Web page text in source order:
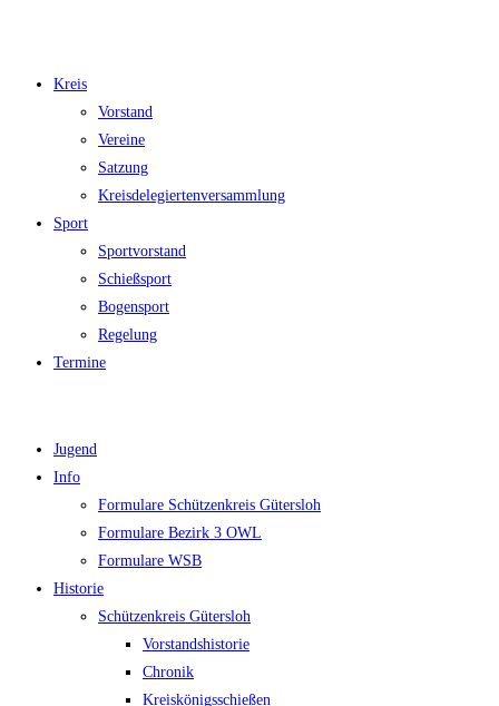
Kreis
Vorstand
Vereine
Satzung
Kreisdelegiertenversammlung
Sport
Sportvorstand
Schießsport
Bogensport
Regelung
Termine
Jugend
Info
Formulare Schützenkreis Gütersloh
Formulare Bezirk 3 OWL
Formulare WSB
Historie
Schützenkreis Gütersloh
Vorstandshistorie
Chronik
Kreiskönigsschießen